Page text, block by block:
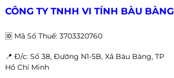
Phù hợp build:
🎮 PC gaming không VGA
🎨PC đồ họa – sáng tạo nội dung
CÔNG TY TNHH VI TÍNH BÀU BÀNG
🆔 Mã Số Thuế: 3703320760
📍 Đ/c: Số 38, Đường N1-5B, Xã Bàu Bàng, TP
Hồ Chí Minh